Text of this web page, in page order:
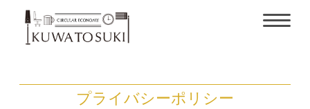
プライバシーポリシー